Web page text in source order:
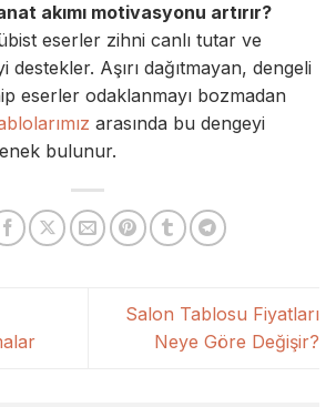
akımı motivasyonu artırır?
eserler zihni canlı tutar ve
destekler. Aşırı dağıtmayan, dengeli
eserler odaklanmayı bozmadan
arasında bu dengeyi
bulunur.
Salon Tablosu Fiyatları
Neye Göre Değişir?